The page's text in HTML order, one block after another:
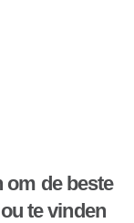
om de beste
te vinden